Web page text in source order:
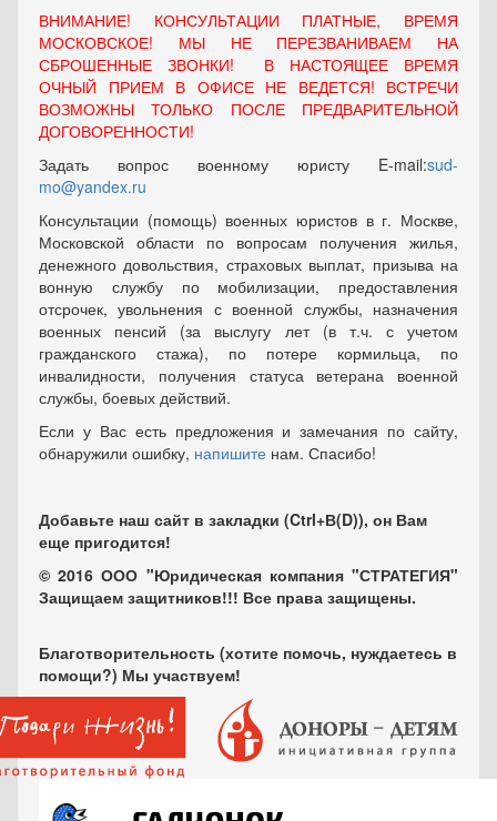
ВНИМАНИЕ! КОНСУЛЬТАЦИИ ПЛАТНЫЕ, ВРЕМЯ
МОСКОВСКОЕ! МЫ НЕ ПЕРЕЗВАНИВАЕМ НА
СБРОШЕННЫЕ ЗВОНКИ! В НАСТОЯЩЕЕ ВРЕМЯ
ОЧНЫЙ ПРИЕМ В ОФИСЕ НЕ ВЕДЕТСЯ! ВСТРЕЧИ
ВОЗМОЖНЫ ТОЛЬКО ПОСЛЕ ПРЕДВАРИТЕЛЬНОЙ
ДОГОВОРЕННОСТИ!
Задать вопрос военному юристу E-mail:sud-
mo@yandex.ru
Консультации (помощь) военных юристов в г. Москве,
Московской области по вопросам получения жилья,
денежного довольствия, страховых выплат, призыва на
вонную службу по мобилизации, предоставления
отсрочек, увольнения с военной службы, назначения
военных пенсий (за выслугу лет (в т.ч. с учетом
гражданского стажа), по потере кормильца, по
инвалидности, получения статуса ветерана военной
службы, боевых действий.
Если у Вас есть предложения и замечания по сайту,
обнаружили ошибку, напишите нам. Спасибо!
Добавьте наш сайт в закладки (Ctrl+В(D)), он Вам
еще пригодится!
© 2016 ООО "Юридическая компания "СТРАТЕГИЯ"
Защищаем защитников!!! Все права защищены.
Благотворительность (хотите помочь, нуждаетесь в
помощи?) Мы участвуем!